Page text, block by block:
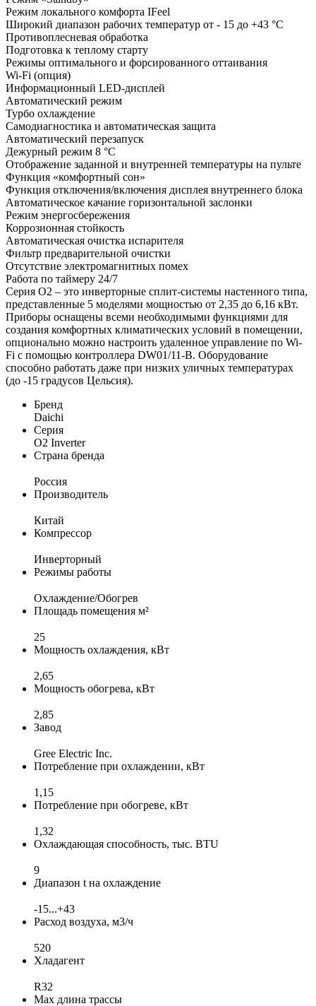
Режим локального комфорта IFeel
Широкий диапазон рабочих температур от - 15 до +43 °С
Противоплесневая обработка
Подготовка к теплому старту
Режимы оптимального и форсированного оттаивания
Wi-Fi (опция)
Информационный LED-дисплей
Автоматический режим
Турбо охлаждение
Самодиагностика и автоматическая защита
Автоматический перезапуск
Дежурный режим 8 °С
Отображение заданной и внутренней температуры на пульте
Функция «комфортный сон»
Функция отключения/включения дисплея внутреннего блока
Автоматическое качание горизонтальной заслонки
Режим энергосбережения
Коррозионная стойкость
Автоматическая очистка испарителя
Фильтр предварительной очистки
Отсутствие электромагнитных помех
Работа по таймеру 24/7
Серия O2 – это инверторные сплит-системы настенного типа,
представленные 5 моделями мощностью от 2,35 до 6,16 кВт.
Приборы оснащены всеми необходимыми функциями для
создания комфортных климатических условий в помещении,
опционально можно настроить удаленное управление по Wi-
Fi с помощью контроллера DW01/11-B. Оборудование
способно работать даже при низких уличных температурах
(до -15 градусов Цельсия).
Бренд
Daichi
Серия
O2 Inverter
Страна бренда
Россия
Производитель
Китай
Компрессор
Инверторный
Режимы работы
Охлаждение/Обогрев
Площадь помещения м²
25
Мощность охлаждения, кВт
2,65
Мощность обогрева, кВт
2,85
Завод
Gree Electric Inc.
Потребление при охлаждении, кВт
1,15
Потребление при обогреве, кВт
1,32
Охлаждающая способность, тыс. BTU
9
Диапазон t на охлаждение
-15...+43
Расход воздуха, м3/ч
520
Хладагент
R32
Max длина трассы